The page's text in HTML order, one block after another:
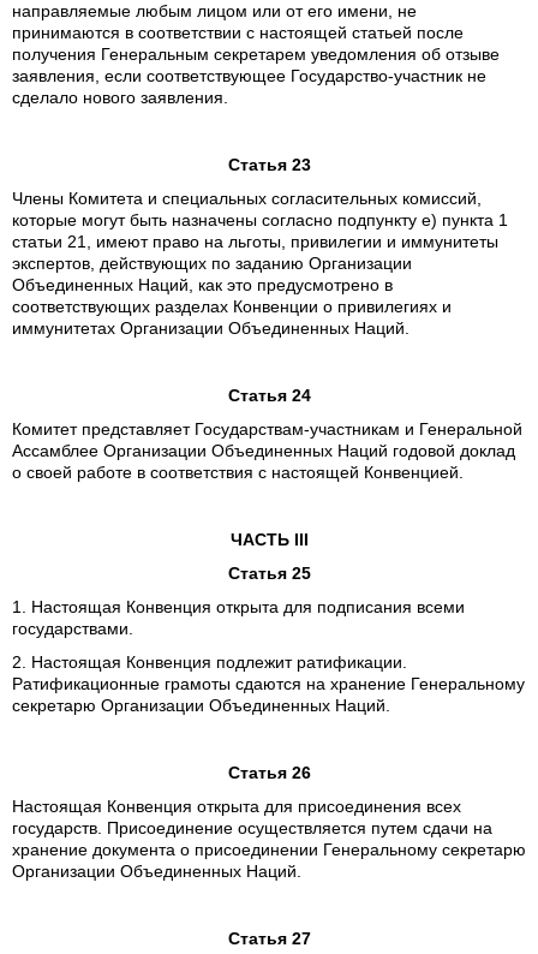
направляемые любым лицом или от его имени, не
принимаются в соответствии с настоящей статьей после
получения Генеральным секретарем уведомления об отзыве
заявления, если соответствующее Государство-участник не
сделало нового заявления.
Статья 23
Члены Комитета и специальных согласительных комиссий,
которые могут быть назначены согласно подпункту е) пункта 1
статьи 21, имеют право на льготы, привилегии и иммунитеты
экспертов, действующих по заданию Организации
Объединенных Наций, как это предусмотрено в
соответствующих разделах Конвенции о привилегиях и
иммунитетах Организации Объединенных Наций.
Статья 24
Комитет представляет Государствам-участникам и Генеральной
Ассамблее Организации Объединенных Наций годовой доклад
о своей работе в соответствия с настоящей Конвенцией.
ЧАСТЬ III
Статья 25
1. Настоящая Конвенция открыта для подписания всеми
государствами.
2. Настоящая Конвенция подлежит ратификации.
Ратификационные грамоты сдаются на хранение Генеральному
секретарю Организации Объединенных Наций.
Статья 26
Настоящая Конвенция открыта для присоединения всех
государств. Присоединение осуществляется путем сдачи на
хранение документа о присоединении Генеральному секретарю
Организации Объединенных Наций.
Статья 27